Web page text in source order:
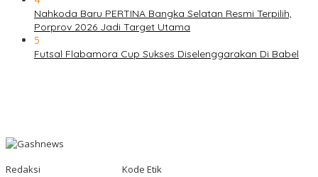
Nahkoda Baru PERTINA Bangka Selatan Resmi Terpilih,
Porprov 2026 Jadi Target Utama
5
Futsal Flabamora Cup Sukses Diselenggarakan Di Babel
Redaksi
Kode Etik